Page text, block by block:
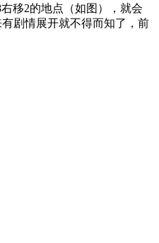
右移2的地点（如图），就会
剧情展开就不得而知了，前